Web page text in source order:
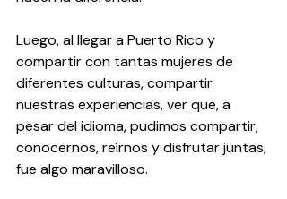
Luego, al llegar a Puerto Rico y
compartir con tantas mujeres de
diferentes culturas, compartir
nuestras experiencias, ver que, a
pesar del idioma, pudimos compartir,
conocernos, reírnos y disfrutar juntas,
fue algo maravilloso.